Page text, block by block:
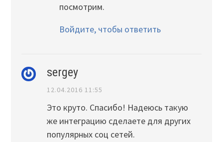
посмотрим.
Войдите, чтобы ответить
sergey
12.04.2016 11:55
Это круто. Спасибо! Надеюсь такую
же интеграцию сделаете для других
популярных соц сетей.